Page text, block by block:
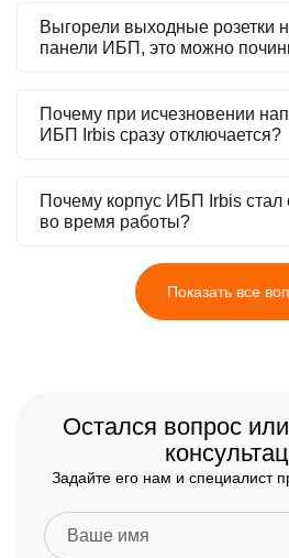
Выгорели выходные розетки
панели ИБП, это можно
Почему при исчезновении
ИБП Irbis сразу отключается?
Почему корпус ИБП Irbis стал
во время работы?
Показать все
Остался вопрос
Задайте его нам и специалист